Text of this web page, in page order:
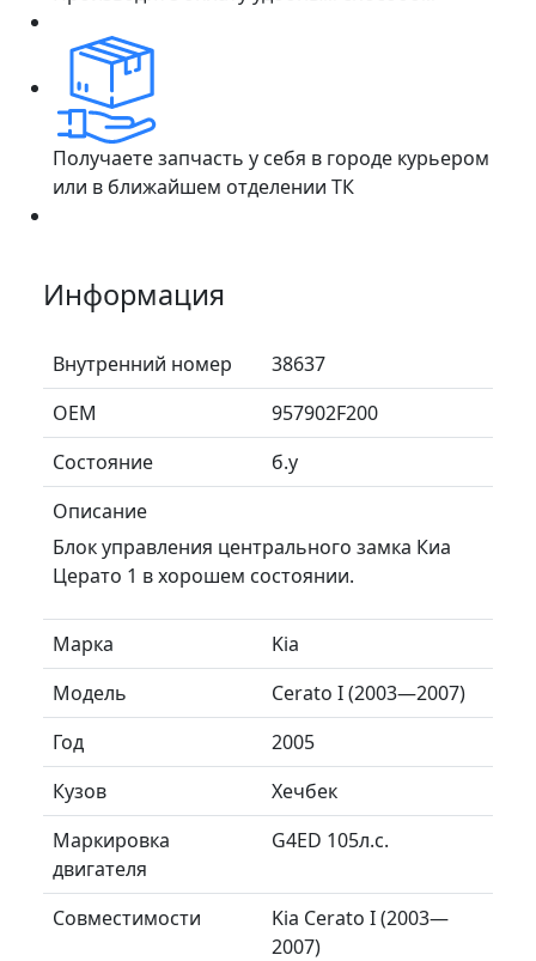
Получаете запчасть у себя в городе курьером
или в ближайшем отделении ТК
Информация
Внутренний номер
38637
ОЕМ
957902F200
Состояние
б.у
Описание
Блок управления центрального замка Киа
Церато 1 в хорошем состоянии.
Марка
Kia
Модель
Cerato I (2003—2007)
Год
2005
Кузов
Хечбек
Маркировка
двигателя
G4ED 105л.с.
Совместимости
Kia Cerato I (2003—
2007)